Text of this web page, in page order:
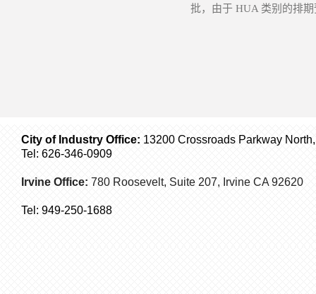
批，由于 HUA 类别的排
City of Industry Office: 13200 Crossroads Parkway
Tel: 626-346-0909
Irvine Office: 780 Roosevelt, Suite 207, Irvine CA 92620
Tel: 949-250-1688